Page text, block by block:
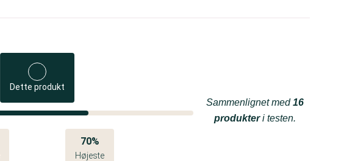
Dette produkt
70%
Højeste
Sammenlignet med16
produkteri testen.